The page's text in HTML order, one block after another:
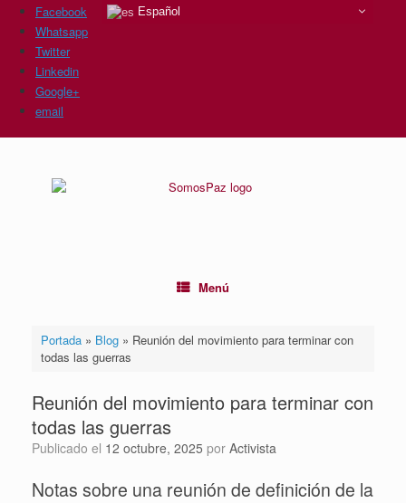
Facebook
Whatsapp
Twitter
Linkedin
Google+
email
Menú
Portada» Blog» Reunión del movimiento para terminar con
todas las guerras
Reunión del movimiento para terminar con
todas las guerras
Publicado el 12 octubre, 2025 por Activista
Notas sobre una reunión de definición de la
Español